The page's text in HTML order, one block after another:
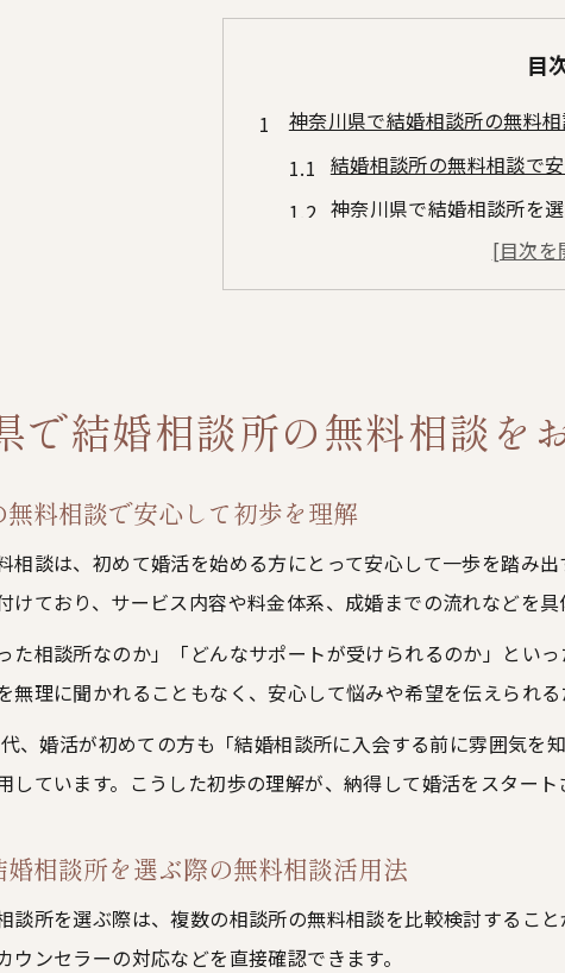
目
神奈川県で結婚相談所の無料
結婚相談所の無料相談で
神奈川県で結婚相談所を
結婚相談所の無料相談が
無料相談で結婚相談所の
結婚相談所の無料相談で
結婚相談所の無料相談で
結婚相談所の無料相談を
無料相談で結婚相談所の
結婚相談所選びに迷ったら無
結婚相談所の無料相談が
無料相談で結婚相談所の
結婚相談所の無料相談活
結婚相談所無料相談で費用
今注目される神奈川県の結婚
結婚相談所の無料相談で
で結婚相談所の無料相談を
料相談で安心して初歩を理解
相談は、初めて婚活を始める方にとって安心して一歩を踏み
けており、サービス内容や料金体系、成婚までの流れなどを具
た相談所なのか」「どんなサポートが受けられるのか」とい
無理に聞かれることもなく、安心して悩みや希望を伝えられ
、婚活が初めての方も「結婚相談所に入会する前に雰囲気
しています。こうした初歩の理解が、納得して婚活をスタート
相談所を選ぶ際の無料相談活用法
談所を選ぶ際は、複数の相談所の無料相談を比較検討するこ
ウンセラーの対応などを直接確認できます。